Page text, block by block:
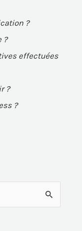
?
?
effectuées
?
?